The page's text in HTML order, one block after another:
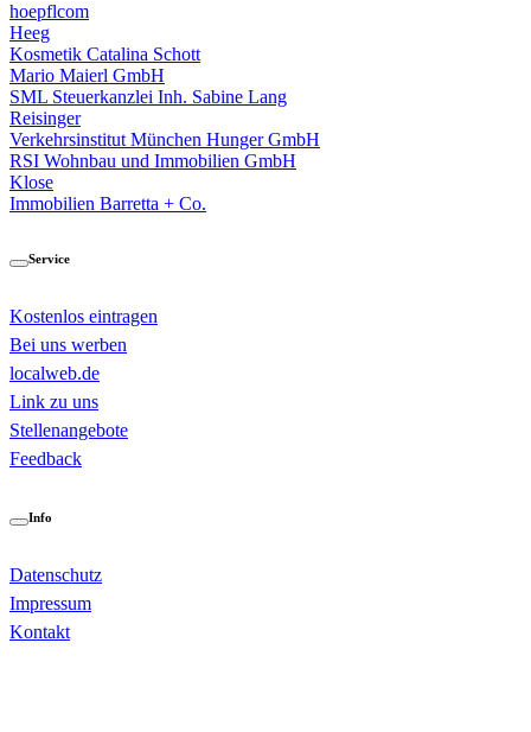
hoepflcom
Heeg
Kosmetik Catalina Schott
Mario Maierl GmbH
SML Steuerkanzlei Inh. Sabine Lang
Reisinger
Verkehrsinstitut München Hunger GmbH
RSI Wohnbau und Immobilien GmbH
Klose
Immobilien Barretta + Co.
Service
Kostenlos eintragen
Bei uns werben
localweb.de
Link zu uns
Stellenangebote
Feedback
Info
Datenschutz
Impressum
Kontakt